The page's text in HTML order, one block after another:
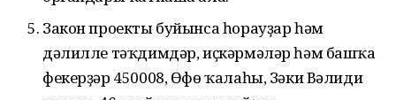
Закон проекты буйынса һорауҙар һәм
дәлилле тәҡдимдәр, иҫкәрмәләр һәм башҡа
фекерҙәр 450008, Өфө ҡалаһы, Зәки Вәлиди